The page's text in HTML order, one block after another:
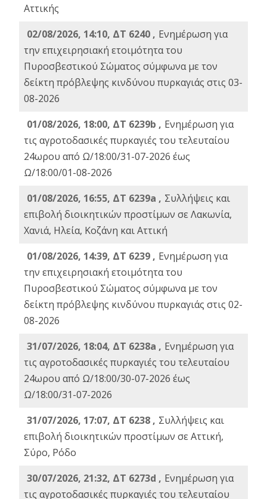
Αττικής
02/08/2026, 14:10, ΔΤ 6240 , Ενημέρωση για
την επιχειρησιακή ετοιμότητα του
Πυροσβεστικού Σώματος σύμφωνα με τον
δείκτη πρόβλεψης κινδύνου πυρκαγιάς στις 03-
08-2026
01/08/2026, 18:00, ΔΤ 6239b , Ενημέρωση για
τις αγροτοδασικές πυρκαγιές του τελευταίου
24ωρου από Ω/18:00/31-07-2026 έως
Ω/18:00/01-08-2026
01/08/2026, 16:55, ΔΤ 6239a , Συλλήψεις και
επιβολή διοικητικών προστίμων σε Λακωνία,
Χανιά, Ηλεία, Κοζάνη και Αττική
01/08/2026, 14:39, ΔΤ 6239 , Ενημέρωση για
την επιχειρησιακή ετοιμότητα του
Πυροσβεστικού Σώματος σύμφωνα με τον
δείκτη πρόβλεψης κινδύνου πυρκαγιάς στις 02-
08-2026
31/07/2026, 18:04, ΔΤ 6238a , Ενημέρωση για
τις αγροτοδασικές πυρκαγιές του τελευταίου
24ωρου από Ω/18:00/30-07-2026 έως
Ω/18:00/31-07-2026
31/07/2026, 17:07, ΔΤ 6238 , Συλλήψεις και
επιβολή διοικητικών προστίμων σε Αττική,
Σύρο, Ρόδο
30/07/2026, 21:32, ΔΤ 6273d , Ενημέρωση για
τις αγροτοδασικές πυρκαγιές του τελευταίου